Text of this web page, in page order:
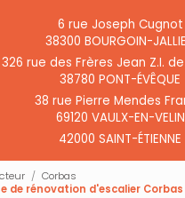
6 rue Joseph Cugnot
38300 BOURGOIN-
326 rue des Frères Jean Z.I.
38780 PONT-ÉVÊQUE
38 rue Pierre Mendes
69120 VAULX-EN-VELIN
42000 SAINT-ÉTIENNE
Corbas
de rénovation d'escalier Corbas